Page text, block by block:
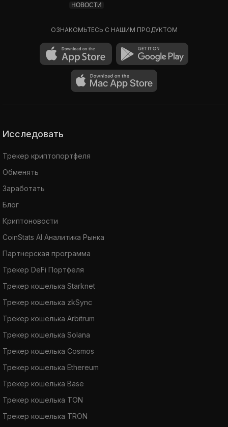
НОВОСТИ
ОЗНАКОМЬТЕСЬ С НАШИМ ПРОДУКТОМ
Исследовать
Трекер криптопортфеля
Обменять
Заработать
Блог
Криптоновости
CoinStats AI Аналитика Рынка
Партнерская программа
Трекер DeFi Портфеля
Трекер кошелька Starknet
Трекер кошелька zkSync
Трекер кошелька Arbitrum
Трекер кошелька Solana
Трекер кошелька Cosmos
Трекер кошелька Ethereum
Трекер кошелька Base
Трекер кошелька TON
Трекер кошелька TRON